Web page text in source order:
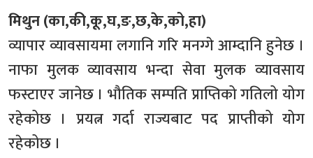
मिथुन (का,की,कू,घ,ङ,छ,के,को,हा)
व्यापार व्यावसायमा लगानि गरि मनग्गे आम्दानि हुनेछ ।
नाफा मुलक व्यावसाय भन्दा सेवा मुलक व्यावसाय
फस्टाएर जानेछ । भौतिक सम्पति प्राप्तिको गतिलो योग
रहेकोछ । प्रयत्न गर्दा राज्यबाट पद प्राप्तीको योग
रहेकोछ ।